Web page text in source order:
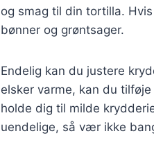
og smag til din tortilla.
bønner og grøntsager.
Endelig kan du justere
elsker varme, kan du
holde dig til milde
uendelige, så vær ikke